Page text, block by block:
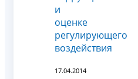
и
оценке
регулирующего
воздействия
17.04.2014